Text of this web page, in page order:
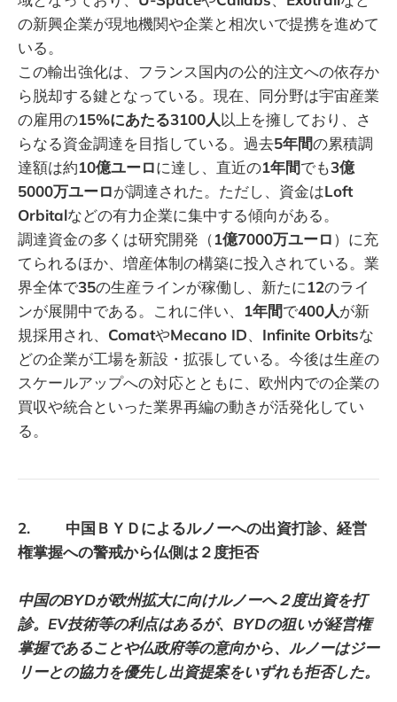
の新興企業が現地機関や企業と相次いで提携を進めて
いる。
この輸出強化は、フランス国内の公的注文への依存か
ら脱却する鍵となっている。現在、同分野は宇宙産業
の雇用の15%にあたる3100人以上を擁しており、さ
らなる資金調達を目指している。過去5年間の累積調
達額は約10億ユーロに達し、直近の1年間でも3億
5000万ユーロが調達された。ただし、資金はLoft
Orbitalなどの有力企業に集中する傾向がある。
調達資金の多くは研究開発（1億7000万ユーロ）に充
てられるほか、増産体制の構築に投入されている。業
界全体で35の生産ラインが稼働し、新たに12のライ
ンが展開中である。これに伴い、 1年間で400人が新
規採用され、 ComatやMecano ID、 Infinite Orbitsな
どの企業が工場を新設・拡張している。今後は生産の
スケールアップへの対応とともに、欧州内での企業の
買収や統合といった業界再編の動きが活発化してい
る。
2. 中国ＢＹＤによるルノーへの出資打診、経営
権掌握への警戒から仏側は２度拒否
中国のBYDが欧州拡大に向けルノーへ２度出資を打
診。EV技術等の利点はあるが、BYDの狙いが経営権
掌握であることや仏政府等の意向から、ルノーはジー
リーとの協力を優先し出資提案をいずれも拒否した。